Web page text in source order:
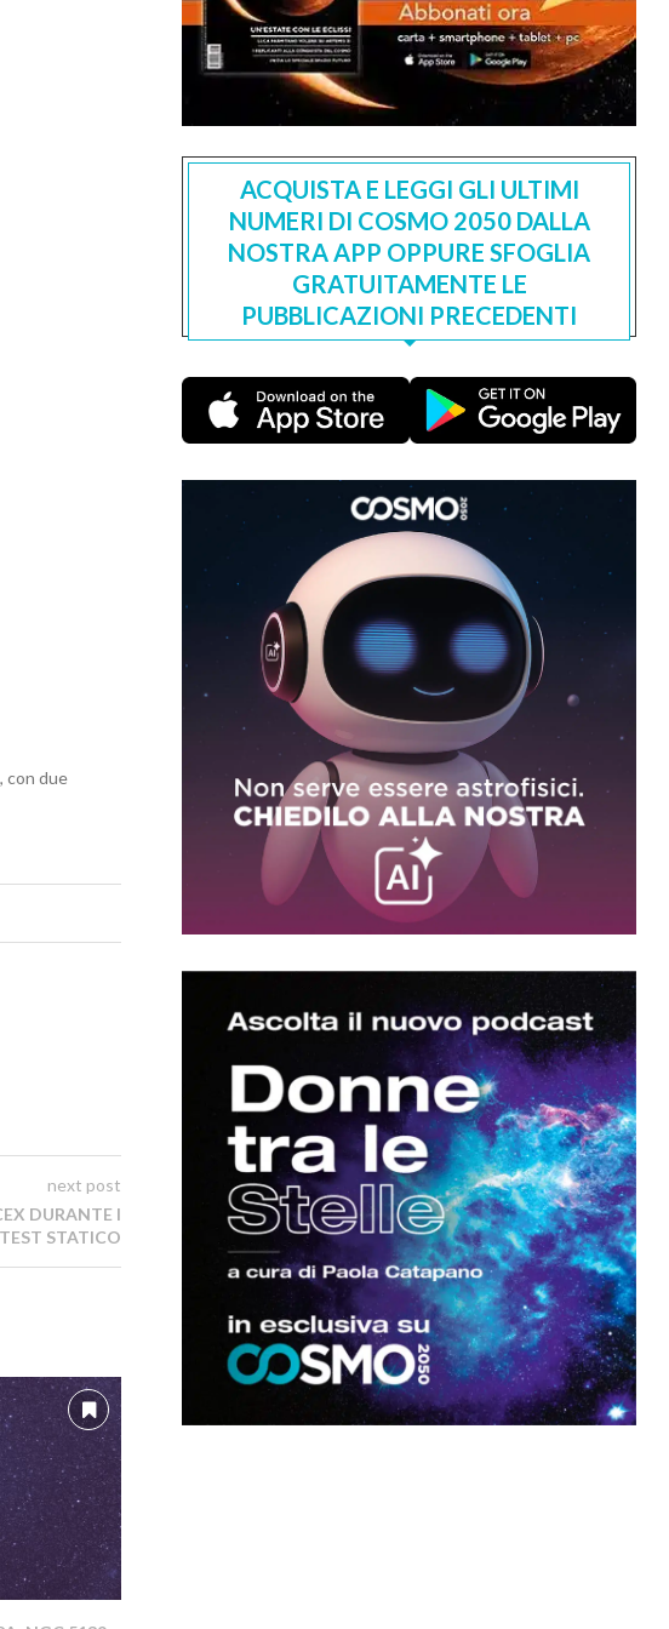
con due
next post
DURANTE I
STATICO
ACQUISTA E LEGGI GLI ULTIMI
NUMERI DI COSMO 2050 DALLA
NOSTRA APP OPPURE SFOGLIA
GRATUITAMENTE LE
PUBBLICAZIONI PRECEDENTI